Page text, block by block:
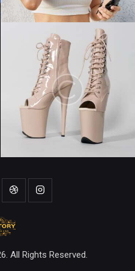
All Rights Reserved.